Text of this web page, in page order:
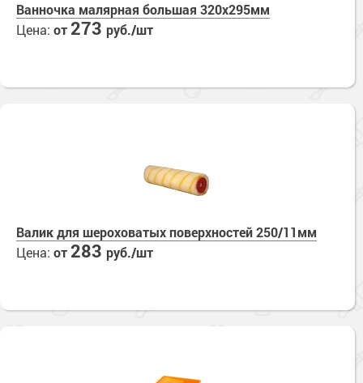
Ванночка малярная большая 320х295мм
Цена: от273 руб./шт
Валик для шероховатых поверхностей 250/11мм
Цена: от283 руб./шт